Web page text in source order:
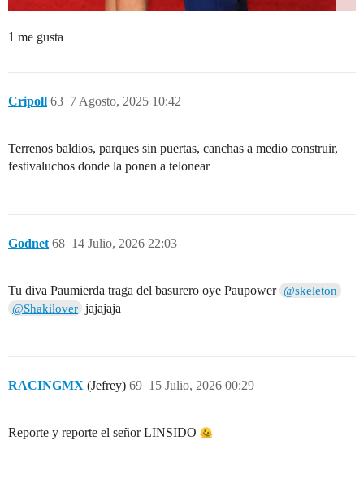
1 me gusta
Cripoll 7 Agosto, 2025 10:42
63
Terrenos baldios, parques sin puertas, canchas a medio construir,
festivaluchos donde la ponen a telonear
Godnet 14 Julio, 2026 22:03
68
Tu diva Paumierda traga del basurero oye Paupower @skeleton
@Shakilover jajajaja
RACINGMX (Jefrey) 15 Julio, 2026 00:29
69
Reporte y reporte el señor LINSIDO